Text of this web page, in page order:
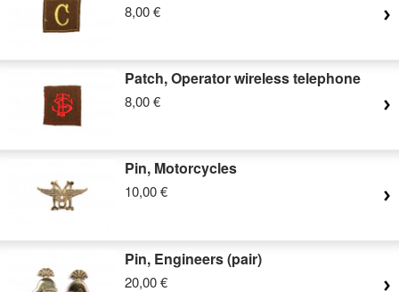
8,00 €
Patch, Operator wireless telephone
8,00 €
Pin, Motorcycles
10,00 €
Pin, Engineers (pair)
20,00 €